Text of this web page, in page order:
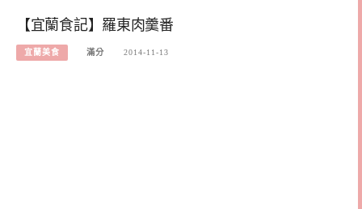
【宜蘭食記】羅東肉羹番
宜蘭美食 滿分 2014-11-13